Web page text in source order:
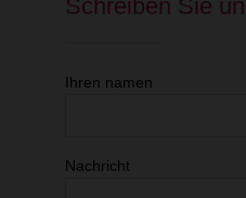
Schreiben Sie
Ihren namen
Nachricht